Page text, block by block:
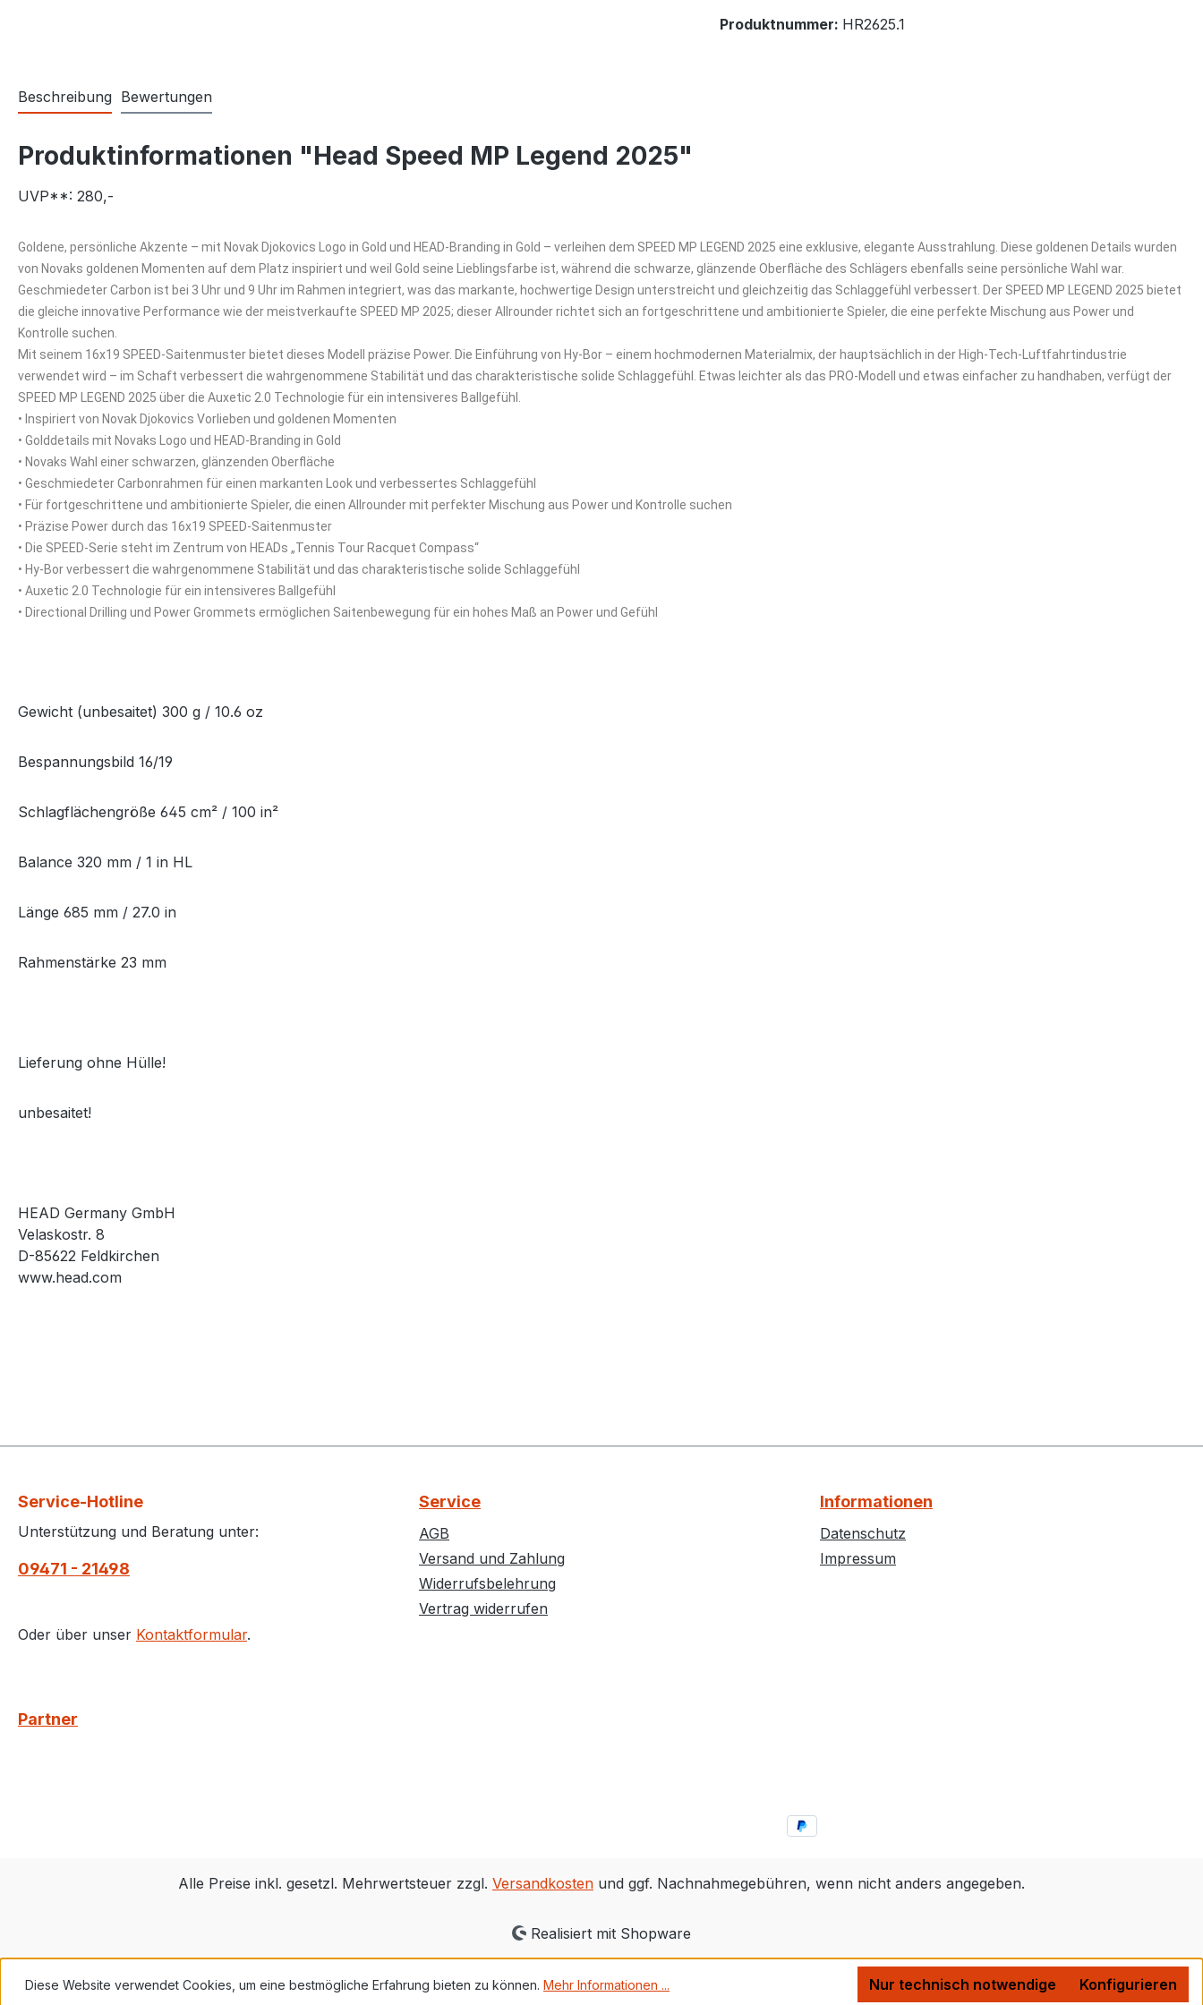
Produktnummer: HR2625.1
Beschreibung Bewertungen
Produktinformationen "Head Speed MP Legend 2025"
UVP**: 280,-
Goldene, persönliche Akzente – mit Novak Djokovics Logo in Gold und HEAD-Branding in Gold – verleihen dem SPEED MP LEGEND 2025 eine exklusive, elegante Ausstrahlung. Diese goldenen Details wurden
von Novaks goldenen Momenten auf dem Platz inspiriert und weil Gold seine Lieblingsfarbe ist, während die schwarze, glänzende Oberfläche des Schlägers ebenfalls seine persönliche Wahl war.
Geschmiedeter Carbon ist bei 3 Uhr und 9 Uhr im Rahmen integriert, was das markante, hochwertige Design unterstreicht und gleichzeitig das Schlaggefühl verbessert. Der SPEED MP LEGEND 2025 bietet
die gleiche innovative Performance wie der meistverkaufte SPEED MP 2025; dieser Allrounder richtet sich an fortgeschrittene und ambitionierte Spieler, die eine perfekte Mischung aus Power und
Kontrolle suchen.
Mit seinem 16x19 SPEED-Saitenmuster bietet dieses Modell präzise Power. Die Einführung von Hy-Bor – einem hochmodernen Materialmix, der hauptsächlich in der High-Tech-Luftfahrtindustrie
verwendet wird – im Schaft verbessert die wahrgenommene Stabilität und das charakteristische solide Schlaggefühl. Etwas leichter als das PRO-Modell und etwas einfacher zu handhaben, verfügt der
SPEED MP LEGEND 2025 über die Auxetic 2.0 Technologie für ein intensiveres Ballgefühl.
• Inspiriert von Novak Djokovics Vorlieben und goldenen Momenten
• Golddetails mit Novaks Logo und HEAD-Branding in Gold
• Novaks Wahl einer schwarzen, glänzenden Oberfläche
• Geschmiedeter Carbonrahmen für einen markanten Look und verbessertes Schlaggefühl
• Für fortgeschrittene und ambitionierte Spieler, die einen Allrounder mit perfekter Mischung aus Power und Kontrolle suchen
• Präzise Power durch das 16x19 SPEED-Saitenmuster
• Die SPEED-Serie steht im Zentrum von HEADs „Tennis Tour Racquet Compass“
• Hy-Bor verbessert die wahrgenommene Stabilität und das charakteristische solide Schlaggefühl
• Auxetic 2.0 Technologie für ein intensiveres Ballgefühl
• Directional Drilling und Power Grommets ermöglichen Saitenbewegung für ein hohes Maß an Power und Gefühl
Gewicht (unbesaitet) 300 g / 10.6 oz
Bespannungsbild 16/19
Schlagflächengröße 645 cm² / 100 in²
Balance 320 mm / 1 in HL
Länge 685 mm / 27.0 in
Rahmenstärke 23 mm
Lieferung ohne Hülle!
unbesaitet!
HEAD Germany GmbH
Velaskostr. 8
D-85622 Feldkirchen
www.head.com
Service-Hotline
Unterstützung und Beratung unter:
09471 - 21498
Oder über unser Kontaktformular.
Service
AGB
Versand und Zahlung
Widerrufsbelehrung
Vertrag widerrufen
Informationen
Datenschutz
Impressum
Partner
Alle Preise inkl. gesetzl. Mehrwertsteuer zzgl. Versandkosten und ggf. Nachnahmegebühren, wenn nicht anders angegeben.
Realisiert mit Shopware
Diese Website verwendet Cookies, um eine bestmögliche Erfahrung bieten zu können. Mehr Informationen ... Nur technisch notwendige Konfigurieren